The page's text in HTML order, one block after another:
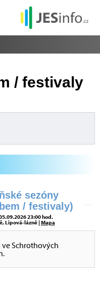
/ festivaly
sezóny
/ festivaly)
23:00 hod.
Lipová-lázně |Mapa
Schrothových